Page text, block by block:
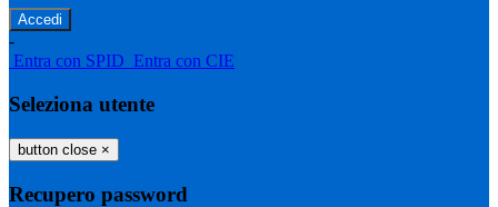
-
Entra con SPID Entra con CIE
Seleziona utente
button close ×
Recupero password